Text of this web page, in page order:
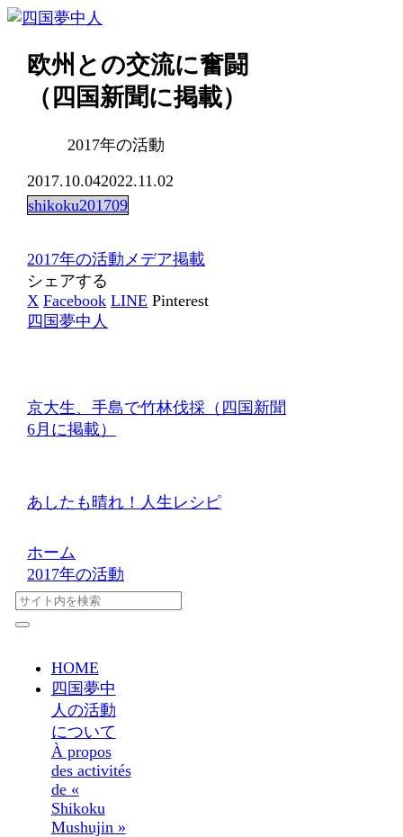
欧州との交流に奮闘
（四国新聞に掲載）
2017年の活動
2017.10.042022.11.02
shikoku201709
2017年の活動メデア掲載
シェアする
X Facebook LINE Pinterest
四国夢中人
京大生、手島で竹林伐採（四国新聞
6月に掲載）
あしたも晴れ！人生レシピ
ホーム
2017年の活動
HOME
四国夢中
人の活動
について
À propos
des activités
de «
Shikoku
Mushujin »